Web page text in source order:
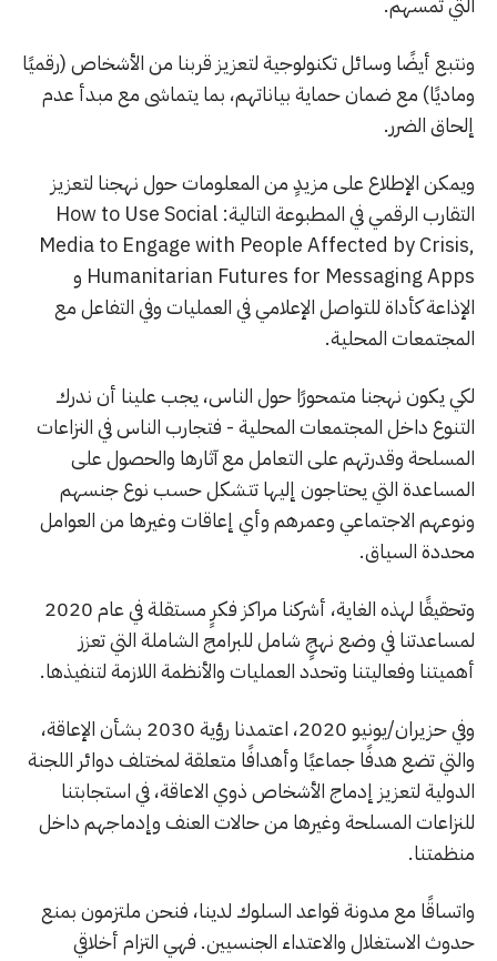
ونتبع أيضًا وسائل تكنولوجية لتعزيز قربنا من الأشخاص (رقميًا
وماديًا) مع ضمان حماية بياناتهم، بما يتماشى مع مبدأ عدم
إلحاق الضرر.
ويمكن الإطلاع على مزيدٍ من المعلومات حول نهجنا لتعزيز
التقارب الرقمي في المطبوعة التالية: How to Use Social
Media to Engage with People Affected by Crisis,
Humanitarian Futures for Messaging Apps و
الإذاعة كأداة للتواصل الإعلامي في العمليات وفي التفاعل مع
المجتمعات المحلية.
لكي يكون نهجنا متمحورًا حول الناس، يجب علينا أن ندرك
التنوع داخل المجتمعات المحلية - فتجارب الناس في النزاعات
المسلحة وقدرتهم على التعامل مع آثارها والحصول على
المساعدة التي يحتاجون إليها تتشكل حسب نوع جنسهم
ونوعهم الاجتماعي وعمرهم وأي إعاقات وغيرها من العوامل
محددة السياق.
وتحقيقًا لهذه الغاية، أشركنا مراكز فكرٍ مستقلة في عام 2020
لمساعدتنا في وضع نهجٍ شامل للبرامج الشاملة التي تعزز
أهميتنا وفعاليتنا وتحدد العمليات والأنظمة اللازمة لتنفيذها.
وفي حزيران/يونيو 2020، اعتمدنا رؤية 2030 بشأن الإعاقة،
والتي تضع هدفًا جماعيًا وأهدافًا متعلقة لمختلف دوائر اللجنة
الدولية لتعزيز إدماج الأشخاص ذوي الاعاقة، في استجابتنا
للنزاعات المسلحة وغيرها من حالات العنف وإدماجهم داخل
منظمتنا.
واتساقًا مع مدونة قواعد السلوك لدينا، فنحن ملتزمون بمنع
حدوث الاستغلال والاعتداء الجنسيين. فهي التزام أخلاقي